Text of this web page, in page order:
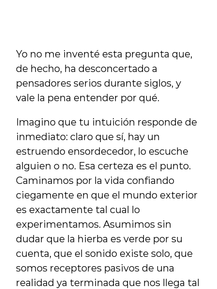
Yo no me inventé esta pregunta que,
de hecho, ha desconcertado a
pensadores serios durante siglos, y
vale la pena entender por qué.
Imagino que tu intuición responde de
inmediato: claro que sí, hay un
estruendo ensordecedor, lo escuche
alguien o no. Esa certeza es el punto.
Caminamos por la vida confiando
ciegamente en que el mundo exterior
es exactamente tal cual lo
experimentamos. Asumimos sin
dudar que la hierba es verde por su
cuenta, que el sonido existe solo, que
somos receptores pasivos de una
realidad ya terminada que nos llega tal